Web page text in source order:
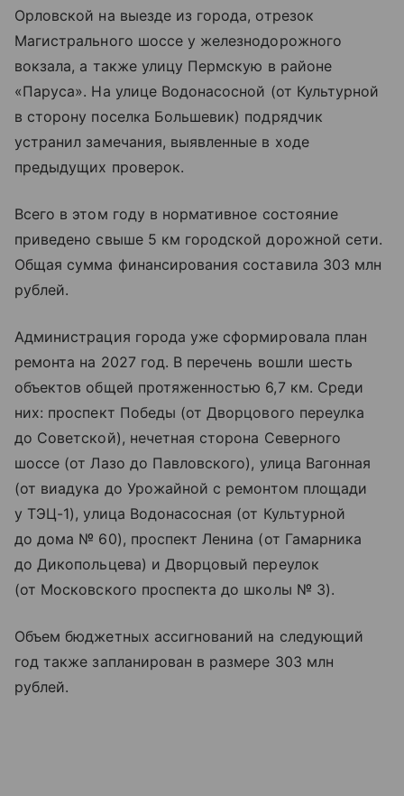
Орловской на выезде из города, отрезок
Магистрального шоссе у железнодорожного
вокзала, а также улицу Пермскую в районе
«Паруса». На улице Водонасосной (от Культурной
в сторону поселка Большевик) подрядчик
устранил замечания, выявленные в ходе
предыдущих проверок.
Всего в этом году в нормативное состояние
приведено свыше 5 км городской дорожной сети.
Общая сумма финансирования составила 303 млн
рублей.
Администрация города уже сформировала план
ремонта на 2027 год. В перечень вошли шесть
объектов общей протяженностью 6,7 км. Среди
них: проспект Победы (от Дворцового переулка
до Советской), нечетная сторона Северного
шоссе (от Лазо до Павловского), улица Вагонная
(от виадука до Урожайной с ремонтом площади
у ТЭЦ-1), улица Водонасосная (от Культурной
до дома № 60), проспект Ленина (от Гамарника
до Дикопольцева) и Дворцовый переулок
(от Московского проспекта до школы № 3).
Объем бюджетных ассигнований на следующий
год также запланирован в размере 303 млн
рублей.